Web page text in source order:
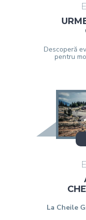
Descoperă
pentru
La Cheile